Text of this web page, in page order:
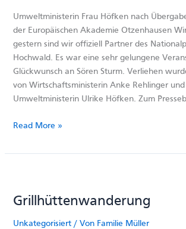
Umweltministerin Frau Höfken nach
der Europäischen Akademie Otzenhausen
gestern sind wir offiziell Partner des
Hochwald. Es war eine sehr gelungene
Glückwunsch an Sören Sturm. Verliehen
von Wirtschaftsministerin Anke Rehlinger und
Umweltministerin Ulrike Höfken. Zum
Partner
Nationalpark
Read More »
Grillhüttenwanderung
Unkategorisiert / Von Familie Müller